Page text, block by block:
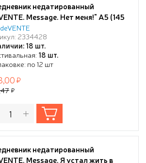
недатированный
Message. Нет меня!" A5 (145
мм) 320 стр, белая бумага 70 г/
в 2 краски, твердая обложка
кожи с поролоном,
черный форзац,
перфорация, закругленные
2 л
deVENTE
2334428
18 шт.
18 шт.
по 12 шт
недатированный
Message. Я устал жить в